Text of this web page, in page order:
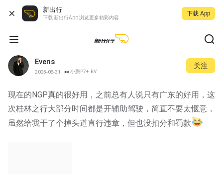
新出行
下载 新出行App 浏览更多精彩内容
下载 App
Evens
2025-08-31 小鹏P7+ EV
关注
现在的NGP真的很好用，之前总有人说只有广东的好用，这
次桂林之行大部分时间都是开辅助驾驶，简直不要太惬意，
虽然给我干了个掉头道直行违章，但也没扣分和罚款